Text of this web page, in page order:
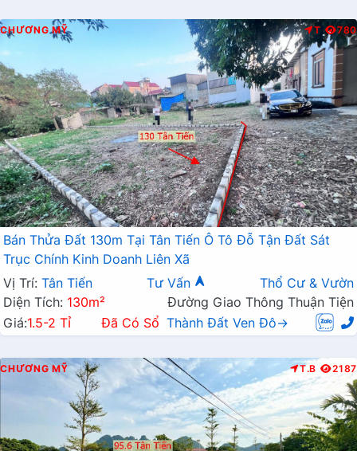
CHƯƠNG MỸ T 780
Bán Thửa Đất 130m Tại Tân Tiến Ô Tô Đỗ Tận Đất Sát
Trục Chính Kinh Doanh Liên Xã
Vị Trí: Tân Tiến Tư Vấn
Thổ Cư & Vườn
Diện Tích: 130m²
Đường Giao Thông Thuận Tiện
Giá:1.5-2 Tỉ Đã Có Sổ Thành Đất Ven Đô→
CHƯƠNG MỸ T.B 2187